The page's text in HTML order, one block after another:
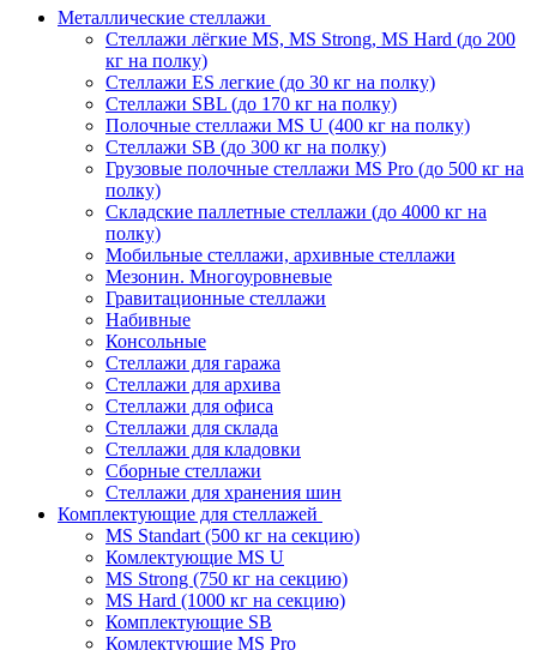
Металлические стеллажи
Стеллажи лёгкие MS, MS Strong, MS Hard (до 200
кг на полку)
Стеллажи ES легкие (до 30 кг на полку)
Стеллажи SBL (до 170 кг на полку)
Полочные стеллажи MS U (400 кг на полку)
Стеллажи SB (до 300 кг на полку)
Грузовые полочные стеллажи MS Pro (до 500 кг на
полку)
Складские паллетные стеллажи (до 4000 кг на
полку)
Мобильные стеллажи, архивные стеллажи
Мезонин. Многоуровневые
Гравитационные стеллажи
Набивные
Консольные
Стеллажи для гаража
Стеллажи для архива
Стеллажи для офиса
Стеллажи для склада
Стеллажи для кладовки
Сборные стеллажи
Стеллажи для хранения шин
Комплектующие для стеллажей
MS Standart (500 кг на секцию)
Комлектующие MS U
MS Strong (750 кг на секцию)
MS Hard (1000 кг на секцию)
Комплектующие SB
Комлектующие MS Pro